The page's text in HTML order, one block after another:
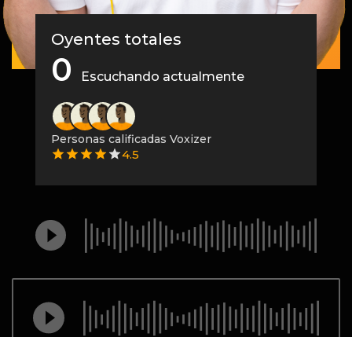
Oyentes totales
0 Escuchando actualmente
Personas calificadas Voxizer
4.5